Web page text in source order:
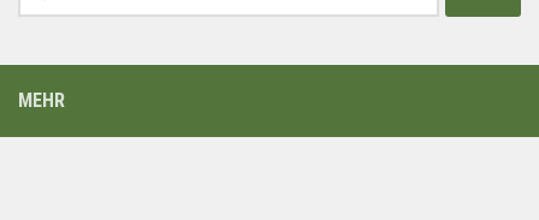
nach:
MEHR